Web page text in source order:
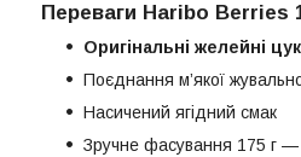
Переваги Haribo Berries
Оригінальні желейні
Поєднання м’якої
Насичений ягідний смак
Зручне фасування 175 г